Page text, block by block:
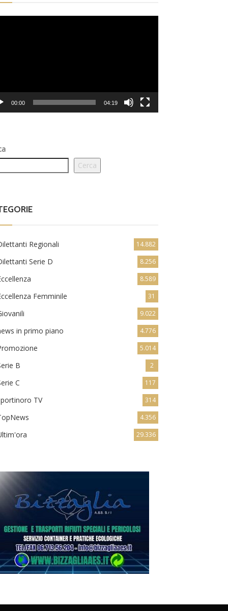
00:00 04:19
Cerca
Regionali 14.882
Serie D 8.256
8.589
Femminile 31
9.022
in primo piano 4.776
5.014
B 2
C 117
TV 314
4.356
29.336